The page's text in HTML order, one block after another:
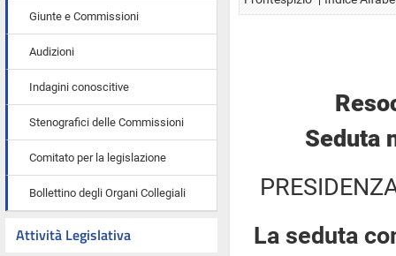
Giunte e Commissioni
Audizioni
Indagini conoscitive
Stenografici delle Commissioni
Comitato per la legislazione
Bollettino degli Organi Collegiali
Attività Legislativa
Seduta
La seduta